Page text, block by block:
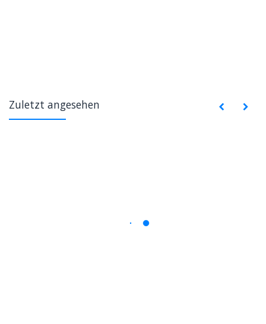
Zuletzt angesehen